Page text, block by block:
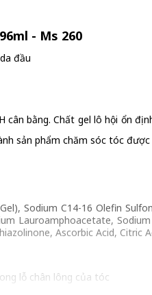
- Ms 260
đầu
bằng. Chất gel lô hội ổn
sản phẩm chăm sóc tóc
Sodium C14-16 Olefin
Lauroamphoacetate,
Ascorbic Acid, Citric
lỗ chân lông của tóc